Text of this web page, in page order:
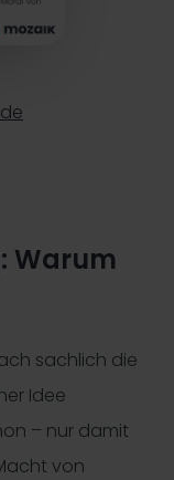
Warum
sachlich die
Idee
– nur damit
von